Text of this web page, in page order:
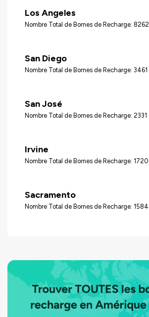
Los Angeles
Nombre Total de Bornes de Recharge: 8262
San Diego
Nombre Total de Bornes de Recharge: 3461
San José
Nombre Total de Bornes de Recharge: 2331
Irvine
Nombre Total de Bornes de Recharge: 1720
Sacramento
Nombre Total de Bornes de Recharge: 1584